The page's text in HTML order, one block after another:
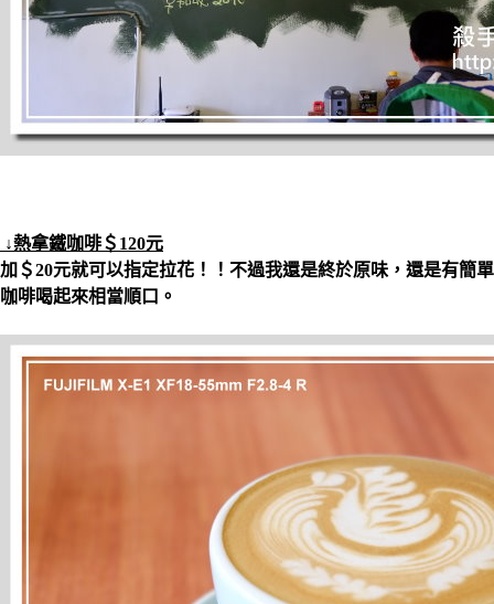
↓熱拿鐵咖啡＄120元
加＄20元就可以指定拉花！！不過我還是終於原味，還是有簡
咖啡喝起來相當順口。